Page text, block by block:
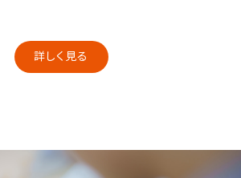
詳しく見る